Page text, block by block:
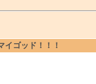
イゴッド！！！